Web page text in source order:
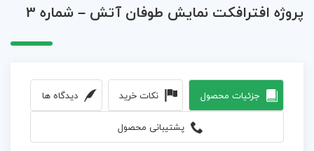
پروژه افترافکت نمایش طوفان آتش – شماره 3
جزئیات محصول نکات خرید دیدگاه ها
پشتیبانی محصول